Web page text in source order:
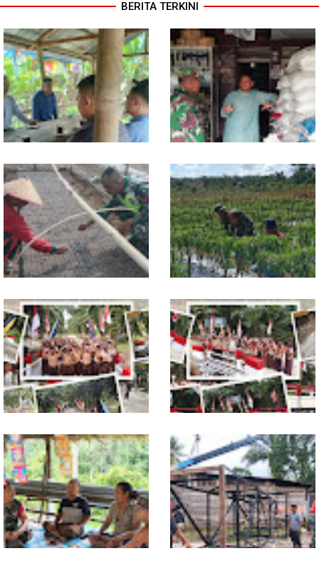
BERITA TERKINI
Jelang Seleksi Komcad, Plh.
Pasiter Kodim
0118/Subulussalam Bekali
Pemuda dengan Motivasi
Komsos dengan Pedagang,
Babinsa Rundeng Cek
Ketersediaan Pupuk bagi
Petani
Dukung Petani, Babinsa Turun
Langsung Semai Bibit
Semangka di Sikalondang
Babinsa Dampingi Petani
Rawat Cabai, Dukung
Ketahanan Pangan
Tuntas Dibangun, Jembatan
Garuda Perkuat Konektivitas
Teladan Baru–Kuala Kepeng
TNI dan Warga Tuntaskan
Jembatan Garuda, Akses
Ekonomi Kian Terbuka